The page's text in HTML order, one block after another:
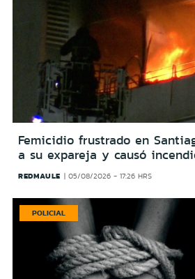
Femicidio frustrado en
a su expareja y causó
REDMAULE 05/08/2026 - 17:26 HRS
POLICIAL